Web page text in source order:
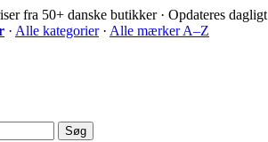
fra 50+ danske butikker · Opdateres dagligt
· Alle kategorier· Alle mærker A–Z
Søg